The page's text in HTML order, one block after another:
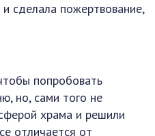
сделала пожертвование,
попробовать
но, сами того не
храма и решили
отличается от